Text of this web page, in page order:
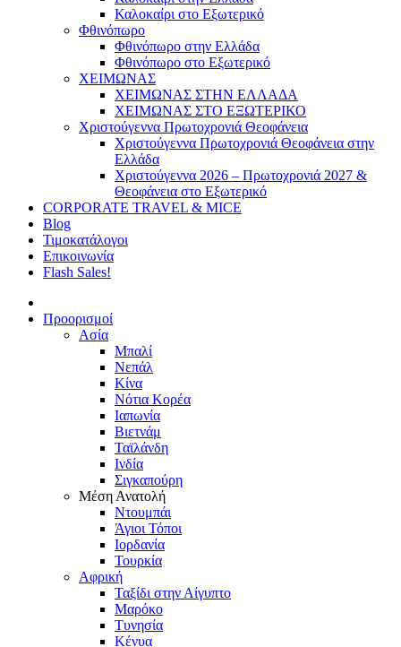
Καλοκαίρι στο Εξωτερικό
Φθινόπωρο
Φθινόπωρο στην Ελλάδα
Φθινόπωρο στο Εξωτερικό
ΧΕΙΜΩΝΑΣ
ΧΕΙΜΩΝΑΣ ΣΤΗΝ ΕΛΛΑΔΑ
ΧΕΙΜΩΝΑΣ ΣΤΟ ΕΞΩΤΕΡΙΚΟ
Χριστούγεννα Πρωτοχρονιά Θεοφάνεια
Χριστούγεννα Πρωτοχρονιά Θεοφάνεια στην
Ελλάδα
Χριστούγεννα 2026 – Πρωτοχρονιά 2027 &
Θεοφάνεια στο Εξωτερικό
CORPORATE TRAVEL & MICE
Blog
Τιμοκατάλογοι
Επικοινωνία
Flash Sales!
Προορισμοί
Ασία
Μπαλί
Νεπάλ
Κίνα
Νότια Κορέα
Ιαπωνία
Βιετνάμ
Ταϊλάνδη
Ινδία
Σιγκαπούρη
Μέση Ανατολή
Ντουμπάι
Άγιοι Τόποι
Ιορδανία
Τουρκία
Αφρική
Ταξίδι στην Αίγυπτο
Μαρόκο
Τυνησία
Κένυα